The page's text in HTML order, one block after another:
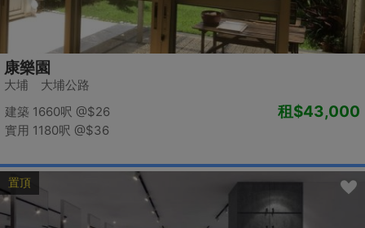
康樂園
大埔 大埔公路
建築 1660呎 @$26
實用 1180呎 @$36
租$43,000
置頂